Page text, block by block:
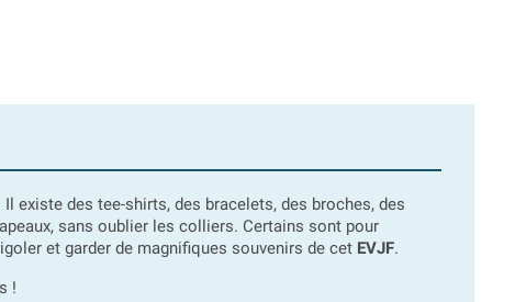
Il existe des tee-shirts, des bracelets, des broches, des
sans oublier les colliers. Certains sont pour
et garder de magnifiques souvenirs de cet EVJF.
!